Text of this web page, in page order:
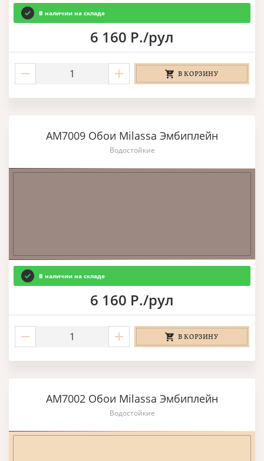
В наличии на складе
6 160 Р./рул
В КОРЗИНУ
AM7009 Обои Milassa Эмбиплейн
Водостойкие
В наличии на складе
6 160 Р./рул
В КОРЗИНУ
AM7002 Обои Milassa Эмбиплейн
Водостойкие